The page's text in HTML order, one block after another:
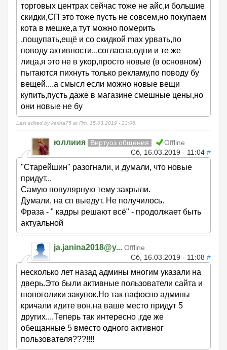
торговых центрах сейчас тоже не айс,и большие
скидки,СП это тоже пусть не совсем,но покупаем
кота в мешке,а тут можно померить
,пощупать,ещё и со скидкой max урвать,по
поводу активности...согласна,одни и те же
лица,я это не в укор,просто новые (в основном)
пытаются пихнуть только рекламу,по поводу бу
вещей....а смысл если можно новые вещи
купить,пусть даже в магазине смешные цены,но
они новые не бу
Last edited by karina75 at Пт, 15.03.2019 - 23:06.
юллиия Виртуоз общения
Offline
Сб, 16.03.2019 - 11:04 #
"Старейшин" разогнали, и думали, что новые
придут...
Самую популярную тему закрыли.
Думали, на сп выедут. Не получилось.
Фраза - " кадры решают всё" - продолжает быть
актуальной
ja.janina2018@y... Offline
Сб, 16.03.2019 - 11:08 #
несколько лет назад админы многим указали на
дверь.Это были активные пользователи сайта и
шопоголики закупок.Но так пафосно админы
кричали идите вон,на ваше место придут 5
других....Теперь так интересно ,где же
обещанные 5 вместо одного активног
пользователя???!!!!